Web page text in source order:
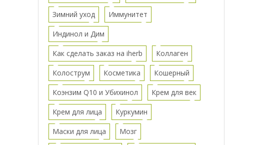
Зимний уход Иммунитет
Индинол и Дим
Как сделать заказ на iherb Коллаген
Колострум Косметика Кошерный
Коэнзим Q10 и Убихинол Крем для век
Крем для лица Куркумин
Маски для лица Мозг